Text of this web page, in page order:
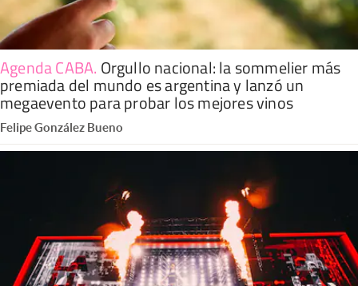
Agenda CABA. Orgullo nacional: la sommelier más
premiada del mundo es argentina y lanzó un
megaevento para probar los mejores vinos
Felipe González Bueno